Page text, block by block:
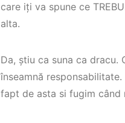
care iți va spune ce
alta.
Da, știu ca suna ca dracu.
înseamnă
fapt de asta si fugim când